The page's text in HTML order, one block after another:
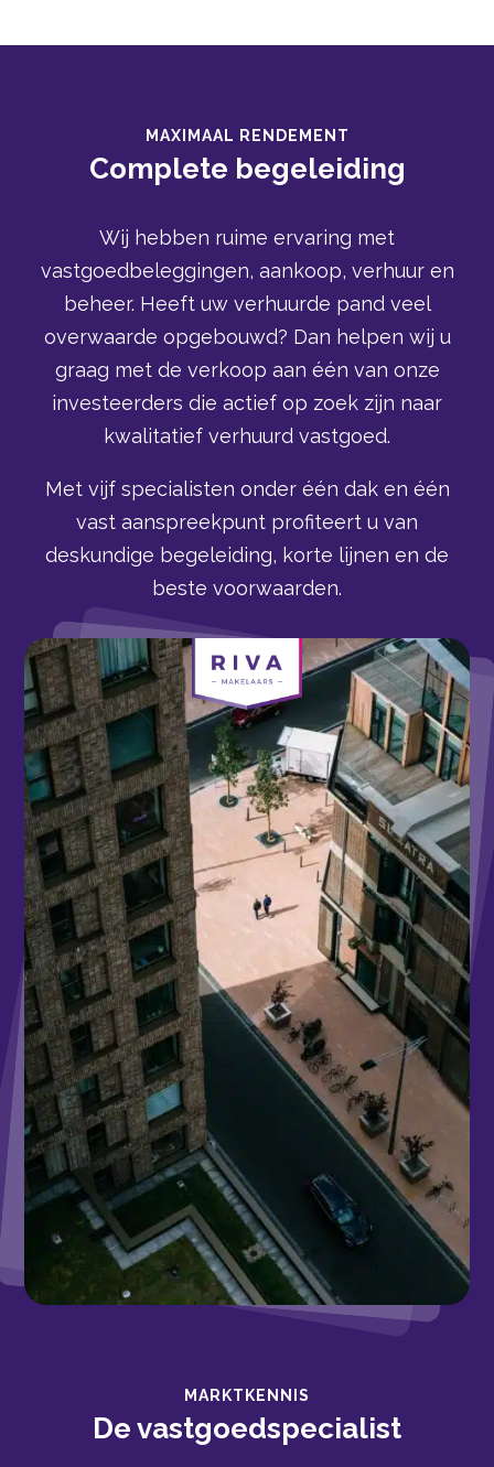
MAXIMAAL RENDEMENT
Complete begeleiding
Wij hebben ruime ervaring met
vastgoedbeleggingen, aankoop, verhuur en
beheer. Heeft uw verhuurde pand veel
overwaarde opgebouwd? Dan helpen wij u
graag met de verkoop aan één van onze
investeerders die actief op zoek zijn naar
kwalitatief verhuurd vastgoed.
Met vijf specialisten onder één dak en één
vast aanspreekpunt profiteert u van
deskundige begeleiding, korte lijnen en de
beste voorwaarden.
MARKTKENNIS
De vastgoedspecialist